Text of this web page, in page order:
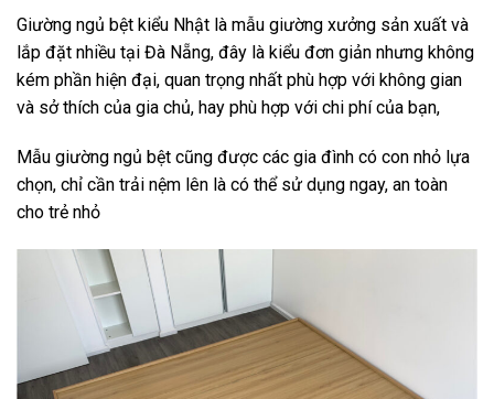
Giường ngủ bệt kiểu Nhật là mẫu giường xưởng sản xuất và
lắp đặt nhiều tại Đà Nẵng, đây là kiểu đơn giản nhưng không
kém phần hiện đại, quan trọng nhất phù hợp với không gian
và sở thích của gia chủ, hay phù hợp với chi phí của bạn,
Mẫu giường ngủ bệt cũng được các gia đình có con nhỏ lựa
chọn, chỉ cần trải nệm lên là có thể sử dụng ngay, an toàn
cho trẻ nhỏ